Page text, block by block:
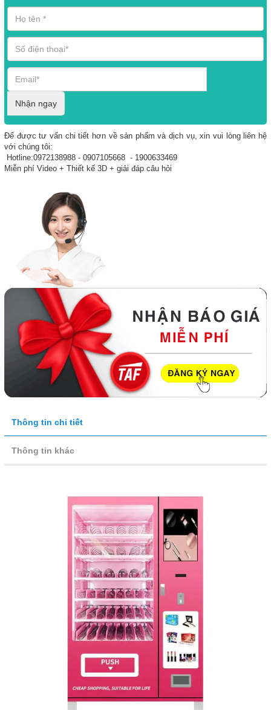
Nhận ngay
Để được tư vấn chi tiết hơn về sản phẩm và dịch vụ, xin vui lòng liên hệ
với chúng tôi:
Hotline:0972138988 - 0907105668 - 1900633469
Miễn phí Video + Thiết kế 3D + giải đáp câu hỏi
Thông tin chi tiết
Thông tin khác